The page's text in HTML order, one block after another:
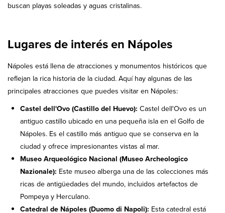
buscan playas soleadas y aguas cristalinas.
Lugares de interés en Nápoles
Nápoles está llena de atracciones y monumentos históricos que
reflejan la rica historia de la ciudad. Aquí hay algunas de las
principales atracciones que puedes visitar en Nápoles:
Castel dell'Ovo (Castillo del Huevo): Castel dell'Ovo es un
antiguo castillo ubicado en una pequeña isla en el Golfo de
Nápoles. Es el castillo más antiguo que se conserva en la
ciudad y ofrece impresionantes vistas al mar.
Museo Arqueológico Nacional (Museo Archeologico
Nazionale): Este museo alberga una de las colecciones más
ricas de antigüedades del mundo, incluidos artefactos de
Pompeya y Herculano.
Catedral de Nápoles (Duomo di Napoli): Esta catedral está